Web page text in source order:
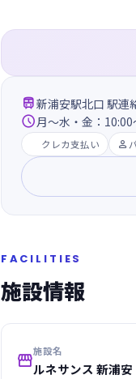
新浦安駅北口 駅連
月～水・金：
クレカ支払い 
FACILITIES
施設情報
施設名
ルネサンス 新浦安